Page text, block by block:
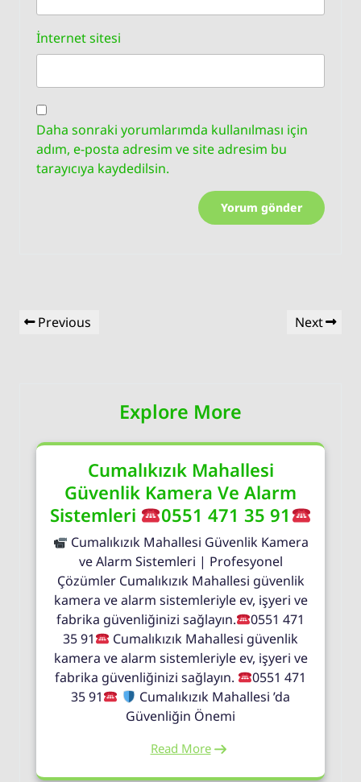
İnternet sitesi
Daha sonraki yorumlarımda kullanılması için
adım, e-posta adresim ve site adresim bu
tarayıcıya kaydedilsin.
Yazı
gezinmesi
Previous
Previous
Next
Next
Explore More
Cumalıkızık Mahallesi
Güvenlik Kamera Ve Alarm
Sistemleri
0551 471 35 91
Cumalıkızık Mahallesi Güvenlik Kamera
ve Alarm Sistemleri | Profesyonel
Çözümler Cumalıkızık Mahallesi güvenlik
kamera ve alarm sistemleriyle ev, işyeri ve
fabrika güvenliğinizi sağlayın.
0551 471
35 91
Cumalıkızık Mahallesi güvenlik
kamera ve alarm sistemleriyle ev, işyeri ve
fabrika güvenliğinizi sağlayın.
0551 471
35 91
Cumalıkızık Mahallesi ’da
Güvenliğin Önemi
Read More